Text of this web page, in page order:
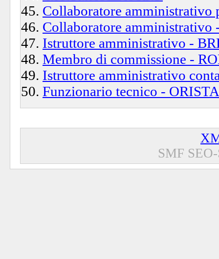
Collaboratore amministrativo
Collaboratore
Istruttore amministrativo -
Membro di commissione -
Istruttore amministrativo
Funzionario tecnico -
SMF